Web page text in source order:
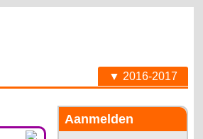
▼ 2016-2017
Aanmelden